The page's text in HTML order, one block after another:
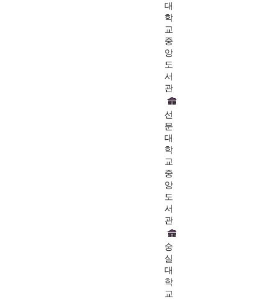
대
학
교
중
앙
도
서
관
선
문
대
학
교
중
앙
도
서
관
숭
실
대
학
교